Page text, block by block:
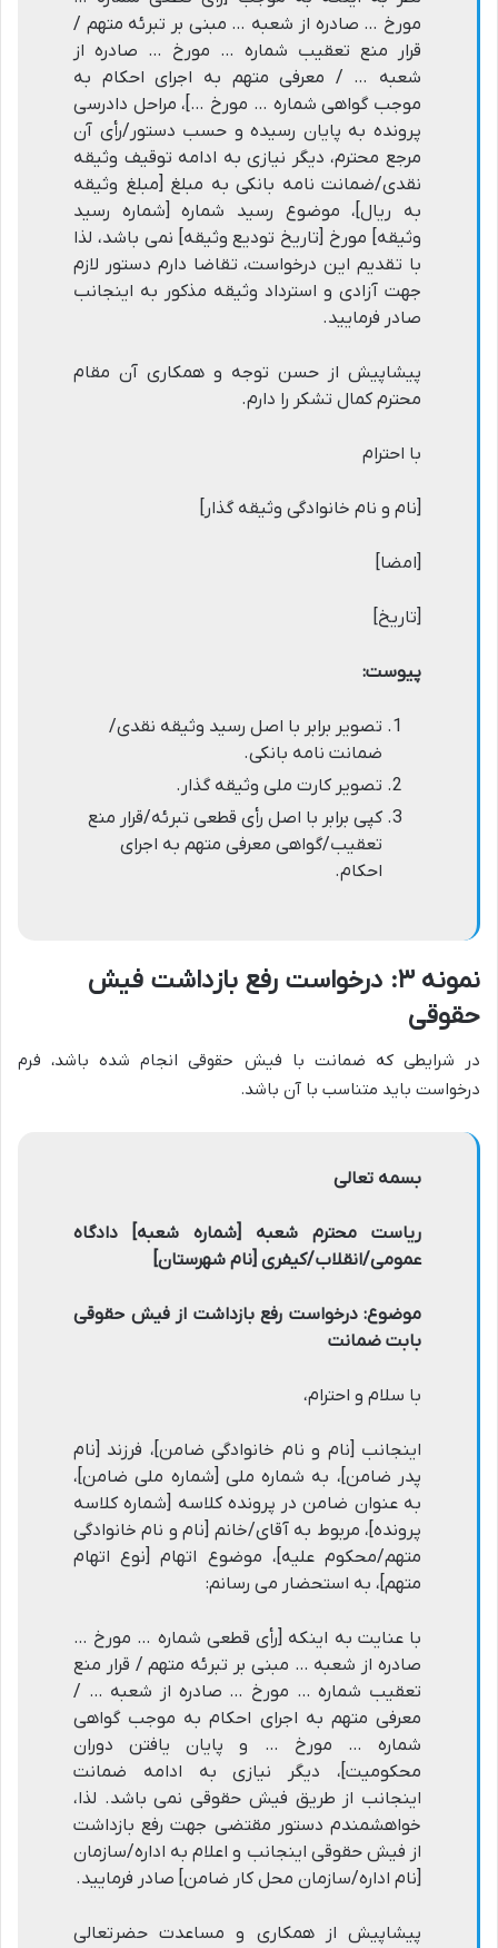
مورخ … صادره از شعبه … مبنی بر تبرئه متهم /
قرار منع تعقیب شماره … مورخ … صادره از
شعبه … / معرفی متهم به اجرای احکام به
موجب گواهی شماره … مورخ …]، مراحل دادرسی
پرونده به پایان رسیده و حسب دستور/رأی آن
مرجع محترم، دیگر نیازی به ادامه توقیف وثیقه
نقدی/ضمانت نامه بانکی به مبلغ [مبلغ وثیقه
به ریال]، موضوع رسید شماره [شماره رسید
وثیقه] مورخ [تاریخ تودیع وثیقه] نمی باشد، لذا
با تقدیم این درخواست، تقاضا دارم دستور لازم
جهت آزادی و استرداد وثیقه مذکور به اینجانب
صادر فرمایید.
پیشاپیش از حسن توجه و همکاری آن مقام
محترم کمال تشکر را دارم.
با احترام
[نام و نام خانوادگی وثیقه گذار]
[امضا]
[تاریخ]
پیوست:
تصویر برابر با اصل رسید وثیقه نقدی/
ضمانت نامه بانکی.
تصویر کارت ملی وثیقه گذار.
کپی برابر با اصل رأی قطعی تبرئه/قرار منع
تعقیب/گواهی معرفی متهم به اجرای
احکام.
نمونه ۳: درخواست رفع بازداشت فیش
حقوقی
در شرایطی که ضمانت با فیش حقوقی انجام شده باشد، فرم
درخواست باید متناسب با آن باشد.
بسمه تعالی
ریاست محترم شعبه [شماره شعبه] دادگاه
عمومی/انقلاب/کیفری [نام شهرستان]
موضوع: درخواست رفع بازداشت از فیش حقوقی
بابت ضمانت
با سلام و احترام،
اینجانب [نام و نام خانوادگی ضامن]، فرزند [نام
پدر ضامن]، به شماره ملی [شماره ملی ضامن]،
به عنوان ضامن در پرونده کلاسه [شماره کلاسه
پرونده]، مربوط به آقای/خانم [نام و نام خانوادگی
متهم/محکوم علیه]، موضوع اتهام [نوع اتهام
متهم]، به استحضار می رسانم:
با عنایت به اینکه [رأی قطعی شماره … مورخ …
صادره از شعبه … مبنی بر تبرئه متهم / قرار منع
تعقیب شماره … مورخ … صادره از شعبه … /
معرفی متهم به اجرای احکام به موجب گواهی
شماره … مورخ … و پایان یافتن دوران
محکومیت]، دیگر نیازی به ادامه ضمانت
اینجانب از طریق فیش حقوقی نمی باشد. لذا،
خواهشمندم دستور مقتضی جهت رفع بازداشت
از فیش حقوقی اینجانب و اعلام به اداره/سازمان
[نام اداره/سازمان محل کار ضامن] صادر فرمایید.
پیشاپیش از همکاری و مساعدت حضرتعالی